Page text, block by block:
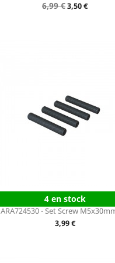
Prix
6,99 €Prix
3,50 €
4 en stock
ARA724530 - Set Screw
Prix
3,99 €